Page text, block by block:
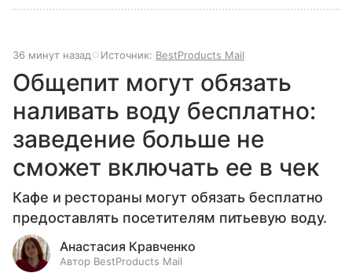
36 минут назад Источник: BestProducts Mail
Общепит могут обязать
наливать воду бесплатно:
заведение больше не
сможет включать ее в чек
Кафе и рестораны могут обязать бесплатно
предоставлять посетителям питьевую воду.
Анастасия Кравченко
Автор BestProducts Mail